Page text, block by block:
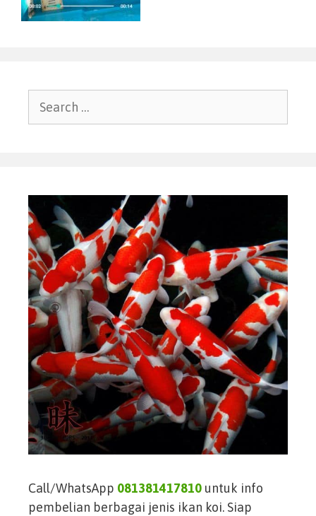
Call/WhatsApp 081381417810 untuk info
pembelian berbagai jenis ikan koi. Siap